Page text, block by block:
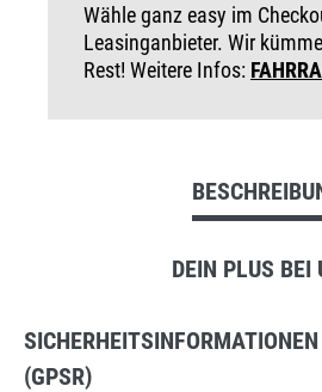
Wähle ganz easy im
Leasinganbieter. Wir
Rest! Weitere Infos:
DEIN PLUS BEI
(GPSR)